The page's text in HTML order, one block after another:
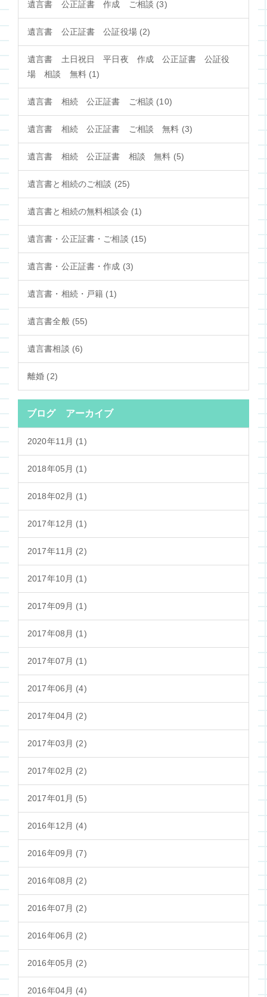
遺言書 公正証書 作成 ご相談 (3)
遺言書 公正証書 公証役場 (2)
遺言書 土日祝日 平日夜 作成 公正証書 公証役
場 相談 無料 (1)
遺言書 相続 公正証書 ご相談 (10)
遺言書 相続 公正証書 ご相談 無料 (3)
遺言書 相続 公正証書 相談 無料 (5)
遺言書と相続のご相談 (25)
遺言書と相続の無料相談会 (1)
遺言書・公正証書・ご相談 (15)
遺言書・公正証書・作成 (3)
遺言書・相続・戸籍 (1)
遺言書全般 (55)
遺言書相談 (6)
離婚 (2)
ブログ アーカイブ
2020年11月 (1)
2018年05月 (1)
2018年02月 (1)
2017年12月 (1)
2017年11月 (2)
2017年10月 (1)
2017年09月 (1)
2017年08月 (1)
2017年07月 (1)
2017年06月 (4)
2017年04月 (2)
2017年03月 (2)
2017年02月 (2)
2017年01月 (5)
2016年12月 (4)
2016年09月 (7)
2016年08月 (2)
2016年07月 (2)
2016年06月 (2)
2016年05月 (2)
2016年04月 (4)